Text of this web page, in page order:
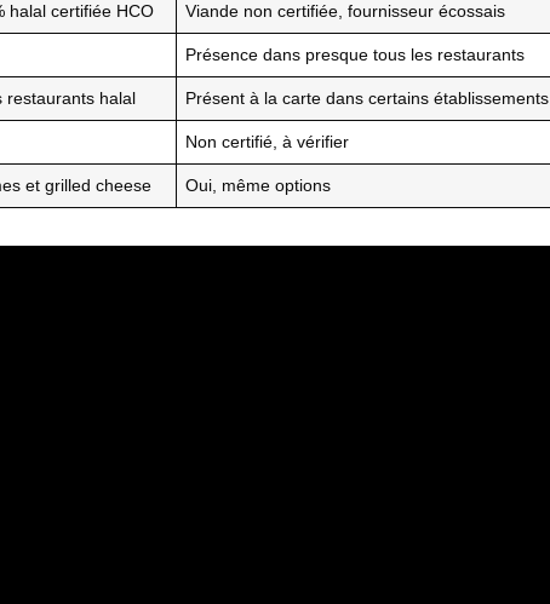
halal certifiée HCO Viande non certifiée, fournisseur écossais
Présence dans presque tous les restaurants
restaurants halal Présent à la carte dans certains établissements
Non certifié, à vérifier
et grilled cheese Oui, même options